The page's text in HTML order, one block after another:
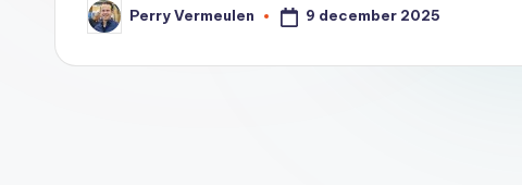
0
Geplaatst
door
Perry Vermeulen 9 december 2025